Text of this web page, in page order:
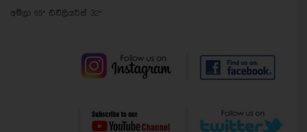
අම්ලා 65* ඩිවිලියර්ස් 32*